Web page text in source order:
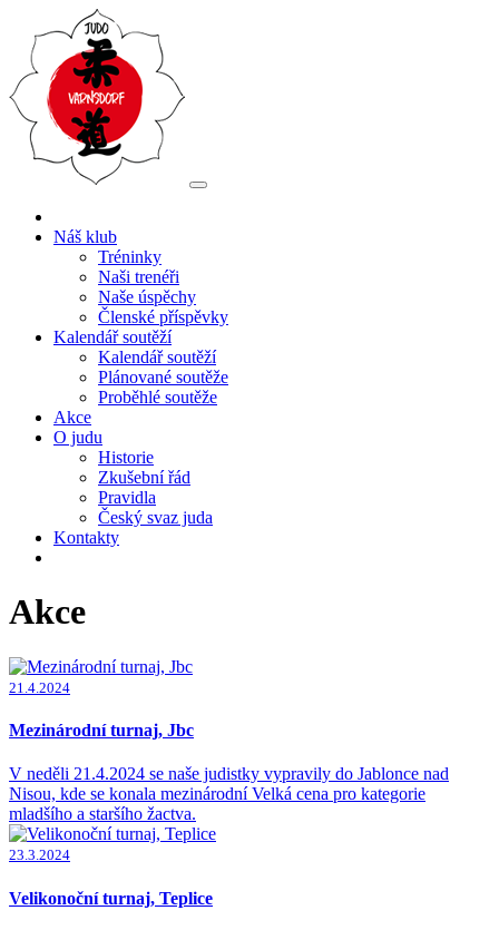
Náš klub
Tréninky
Naši trenéři
Naše úspěchy
Členské příspěvky
Kalendář soutěží
Kalendář soutěží
Plánované soutěže
Proběhlé soutěže
Akce
O judu
Historie
Zkušební řád
Pravidla
Český svaz juda
Kontakty
Akce
21.4.2024
Mezinárodní turnaj, Jbc
V neděli 21.4.2024 se naše judistky vypravily do Jablonce nad
Nisou, kde se konala mezinárodní Velká cena pro kategorie
mladšího a staršího žactva.
23.3.2024
Velikonoční turnaj, Teplice